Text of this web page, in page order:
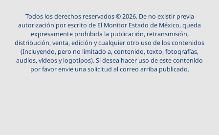
Todos los derechos reservados © 2026. De no existir previa
autorización por escrito de El Monitor Estado de México, queda
expresamente prohibida la publicación, retransmisión,
distribución, venta, edición y cualquier otro uso de los contenidos
(Incluyendo, pero no limitado a, contenido, texto, fotografías,
audios, videos y logotipos). Si desea hacer uso de este contenido
por favor envie una solicitud al correo arriba publicado.